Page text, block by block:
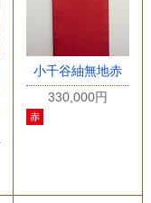
小千谷紬無地赤
330,000円